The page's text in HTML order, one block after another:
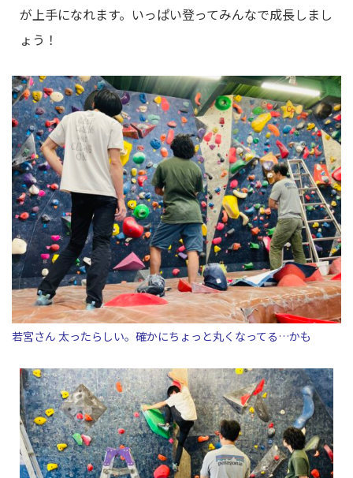
が上手になれます。いっぱい登ってみんなで成長しまし
ょう！
若宮さん 太ったらしい。確かにちょっと丸くなってる…かも